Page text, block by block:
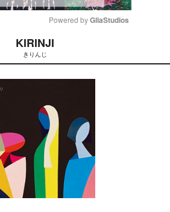
t
e
Powered by GliaStudios
KIRINJI
きりんじ